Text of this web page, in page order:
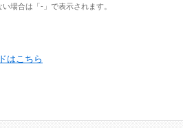
場合は「-」で表示されます。
はこちら